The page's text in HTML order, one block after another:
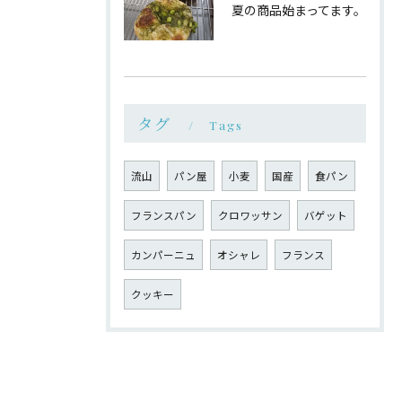
夏の商品始まってます。
タグ Tags
流山 パン屋 小麦 国産 食パン
フランスパン クロワッサン バゲット
カンパーニュ オシャレ フランス
クッキー